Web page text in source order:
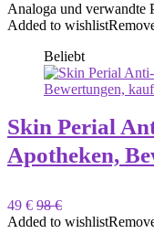
Analoga und verwandte
Added to wishlist
Beliebt
Skin Perial
Apotheken,
49 € 98 €
Added to wishlist